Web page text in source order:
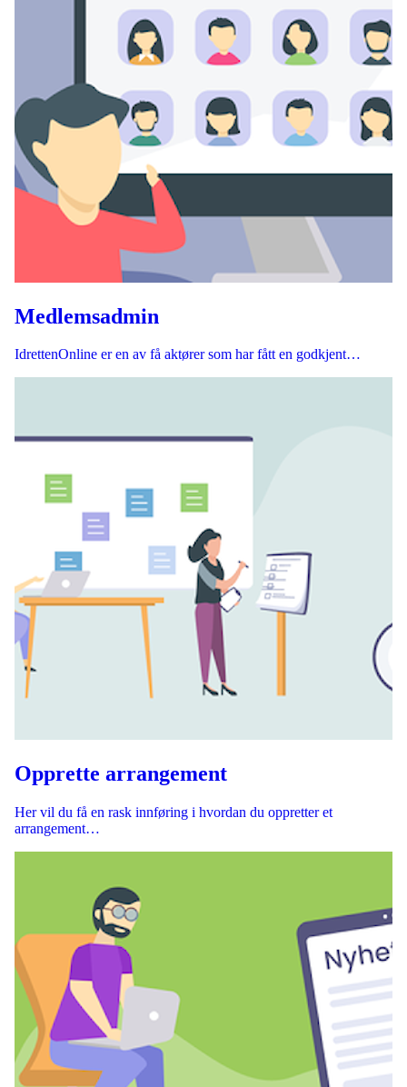
Medlemsadmin
IdrettenOnline er en av få aktører som har fått en godkjent…
Opprette arrangement
Her vil du få en rask innføring i hvordan du oppretter et
arrangement…